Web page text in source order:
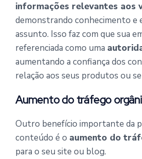
informações relevantes aos
demonstrando conhecimento e
assunto. Isso faz com que sua
referenciada como uma
aumentando a confiança dos
relação aos seus produtos ou
Aumento do tráfego
Outro benefício importante da
conteúdo é o aumento do
para o seu site ou blog.